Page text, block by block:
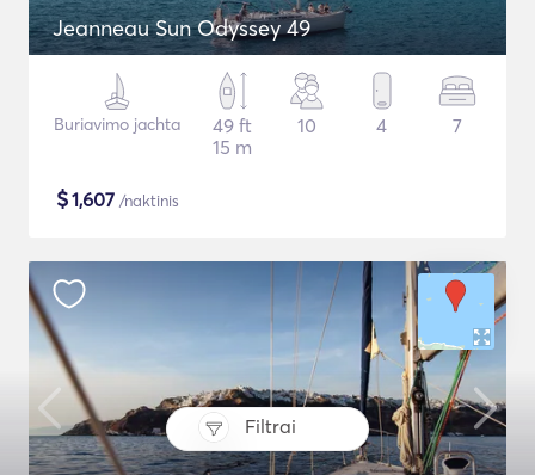
Filtrai
Jeanneau Sun Odyssey 49
Buriavimo jachta
49 ft
15 m
10 4 7
$1,607 /naktinis